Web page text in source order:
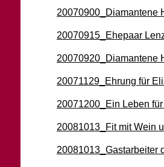
20070900_Diamantene
20070915_Ehepaar
20070920_Diamantene
20071129_Ehrung für
20071200_Ein Leben
20081013_Fit mit Wein
20081013_Gastarbeiter